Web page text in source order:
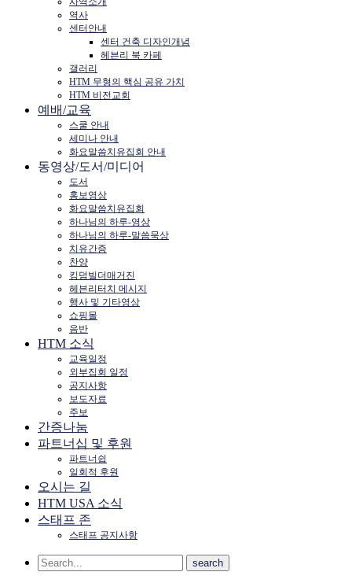
역사
센터안내
센터 건축 디자인개념
헤븐리 북 카페
갤러리
HTM 무형의 핵심 공유 가치
HTM 비전교회
예배/교육
스쿨 안내
세미나 안내
화요말씀치유집회 안내
동영상/도서/미디어
도서
홍보영상
화요말씀치유집회
하나님의 하루-영상
하나님의 하루-말씀묵상
치유간증
찬양
킹덤빌더매거진
헤븐리터치 메시지
행사 및 기타영상
쇼핑몰
음반
HTM 소식
교육일정
외부집회 일정
공지사항
보도자료
주보
간증나눔
파트너십 및 후원
파트너쉽
일회적 후원
오시는 길
HTM USA 소식
스태프 존
스태프 공지사항